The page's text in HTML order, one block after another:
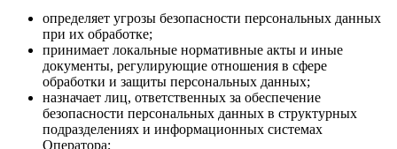
определяет угрозы безопасности персональных данных
при их обработке;
принимает локальные нормативные акты и иные
документы, регулирующие отношения в сфере
обработки и защиты персональных данных;
назначает лиц, ответственных за обеспечение
безопасности персональных данных в структурных
подразделениях и информационных системах
Оператора;